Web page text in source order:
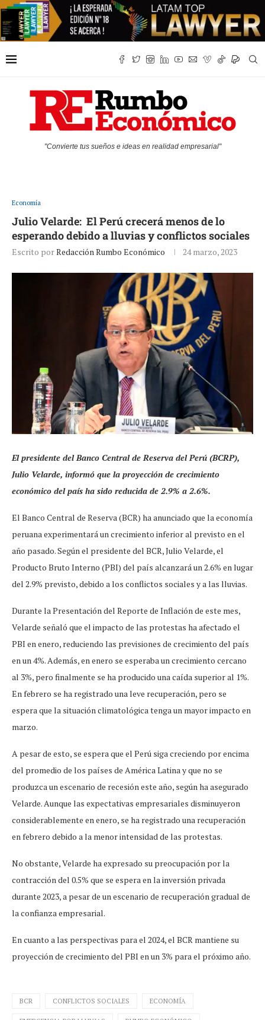
"Convierte tus sueños e ideas en realidad empresarial"
Economía
Julio Velarde: El Perú crecerá menos de lo
esperando debido a lluvias y conflictos sociales
Escrito porRedacción Rumbo Económico 24 marzo, 2023
El presidente del Banco Central de Reserva del Perú (BCRP),
Julio Velarde, informó que la proyección de crecimiento
económico del país ha sido reducida de 2.9% a 2.6%.
El Banco Central de Reserva (BCR) ha anunciado que la economía
peruana experimentará un crecimiento inferior al previsto en el
año pasado. Según el presidente del BCR, Julio Velarde, el
Producto Bruto Interno (PBI) del país alcanzará un 2.6% en lugar
del 2.9% previsto, debido a los conflictos sociales y a las lluvias.
Durante la Presentación del Reporte de Inflación de este mes,
Velarde señaló que el impacto de las protestas ha afectado el
PBI en enero, reduciendo las previsiones de crecimiento del país
en un 4%. Además, en enero se esperaba un crecimiento cercano
al 3%, pero finalmente se ha producido una caída superior al 1%.
En febrero se ha registrado una leve recuperación, pero se
espera que la situación climatológica tenga un mayor impacto en
marzo.
A pesar de esto, se espera que el Perú siga creciendo por encima
del promedio de los países de América Latina y que no se
produzca un escenario de recesión este año, según ha asegurado
Velarde. Aunque las expectativas empresariales disminuyeron
considerablemente en enero, se ha registrado una recuperación
en febrero debido a la menor intensidad de las protestas.
No obstante, Velarde ha expresado su preocupación por la
contracción del 0.5% que se espera en la inversión privada
durante 2023, a pesar de un escenario de recuperación gradual de
la confianza empresarial.
En cuanto a las perspectivas para el 2024, el BCR mantiene su
proyección de crecimiento del PBI en un 3% para el próximo año.
BCR CONFLICTOS SOCIALES ECONOMÍA